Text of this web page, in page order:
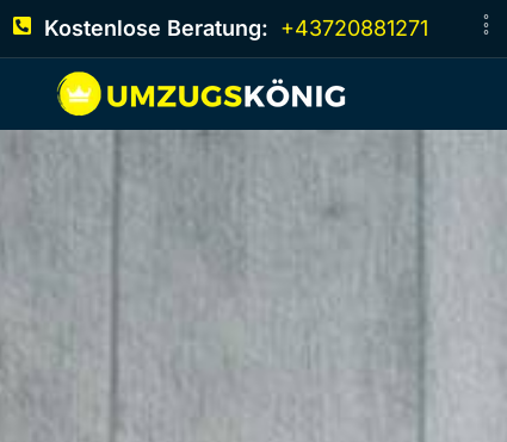
Kostenlose Beratung: +43720881271